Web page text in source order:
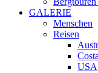
GALERIE
Menschen
Reisen
USA